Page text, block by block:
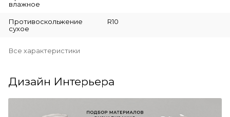
влажное
Противоскольжение
сухое
R10
Все характеристики
Дизайн Интерьера